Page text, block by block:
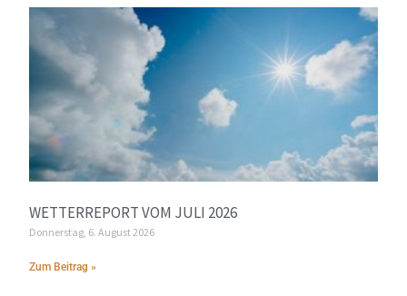
WETTERREPORT VOM JULI 2026
Donnerstag, 6. August 2026
Zum Beitrag »